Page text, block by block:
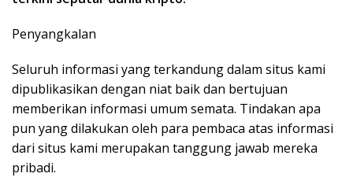
Penyangkalan
Seluruh informasi yang terkandung dalam situs kami
dipublikasikan dengan niat baik dan bertujuan
memberikan informasi umum semata. Tindakan apa
pun yang dilakukan oleh para pembaca atas informasi
dari situs kami merupakan tanggung jawab mereka
pribadi.